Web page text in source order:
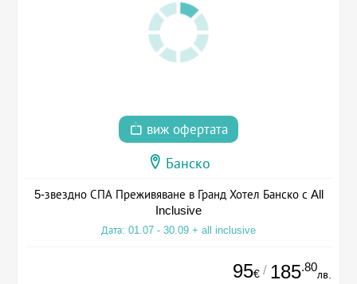
виж офертата
Банско
5-звездно СПА Преживяване в Гранд Хотел Банско с All
Inclusive
Дата: 01.07 - 30.09 + all inclusive
95€ / 185.80
лв.